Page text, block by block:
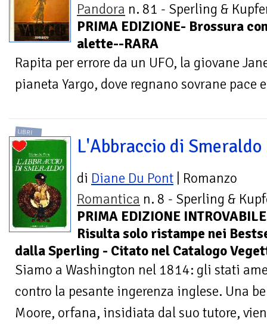
Pandora n. 81 - Sperling &
PRIMA EDIZIONE- Brossura
alette--RARA
Rapita per errore da un UFO, la giovane
pianeta Yargo, dove regnano sovrane pace
LIBRI
L'Abbraccio di Smeraldo
di Diane Du Pont | Romanzo
Romantica n. 8 - Sperling &
PRIMA EDIZIONE
Risulta solo ristampe nei
dalla Sperling - Citato nel Catalogo
Siamo a Washington nel 1814: gli stati
contro la pesante ingerenza inglese. Una
Moore, orfana, insidiata dal suo tutore,